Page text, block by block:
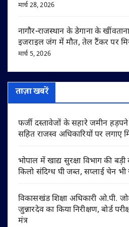
मार्च 28, 2026
नागौर-राजस्थान के डेगाना के
इजराइल जंग में मौत, तेल टैंकर पर
मार्च 5, 2026
ताज़ा खबरें
फर्जी दस्तावेजों के सहारे जमीन
सहित राजस्व अधिकारियों पर
भोपाल में खाद्य सुरक्षा विभाग की
किलो संदिग्ध घी जब्त, सप्लाई चेन
विकासखंड शिक्षा अधिकारी ओ.पी.
जुन्नारदेव का किया निरीक्षण, बोर्ड
मंत्र